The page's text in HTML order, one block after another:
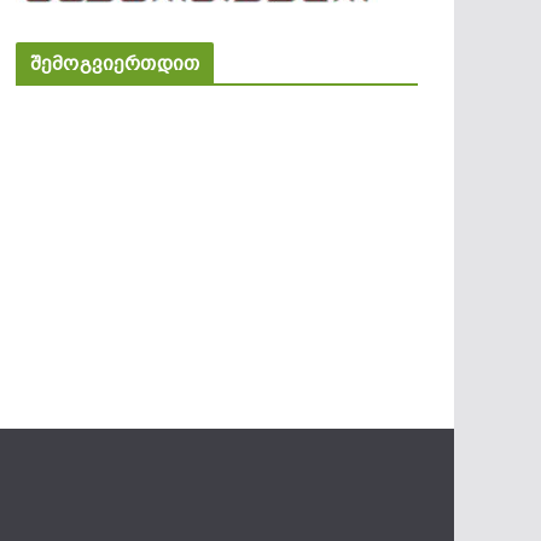
შემოგვიერთდით